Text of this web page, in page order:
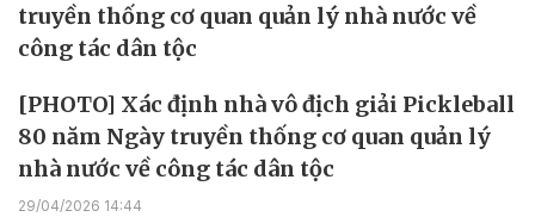
truyền thống cơ quan quản lý nhà nước về
công tác dân tộc
[PHOTO] Xác định nhà vô địch giải Pickleball
80 năm Ngày truyền thống cơ quan quản lý
nhà nước về công tác dân tộc
29/04/2026 14:44